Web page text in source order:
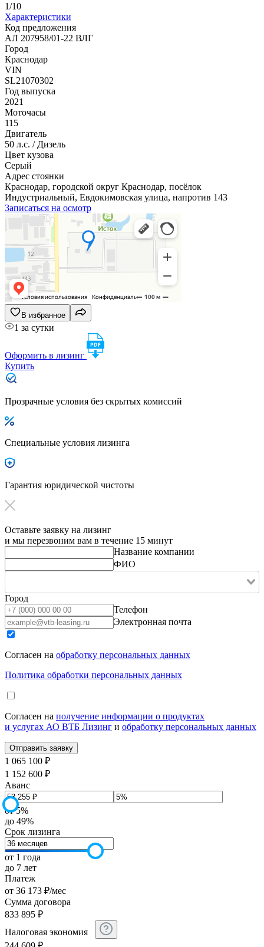
1/10
Характеристики
Код предложения
АЛ 207958/01-22 ВЛГ
Город
Краснодар
VIN
SL21070302
Год выпуска
2021
Моточасы
115
Двигатель
50 л.с. / Дизель
Цвет кузова
Серый
Адрес стоянки
Краснодар, городской округ Краснодар, посёлок
Индустриальный, Евдокимовская улица, напротив 143
Записаться на осмотр
В избранное
1 за сутки
Оформить в лизинг
Купить
Прозрачные условия без скрытых комиссий
Специальные условия лизинга
Гарантия юридической чистоты
Оставьте заявку на лизинг
и мы перезвоним вам в течение 15 минут
Название компании
ФИО
Город
Телефон
Электронная почта
Согласен на обработку персональных данных
Политика обработки персональных данных
Согласен на получение информации о продуктах
и услугах АО ВТБ Лизинг и обработку персональных данных
1 065 100 ₽
1 152 600 ₽
Аванс
от 5%
до 49%
Срок лизинга
от 1 года
до 7 лет
Платеж
от 36 173 ₽/мес
Сумма договора
833 895 ₽
Налоговая экономия